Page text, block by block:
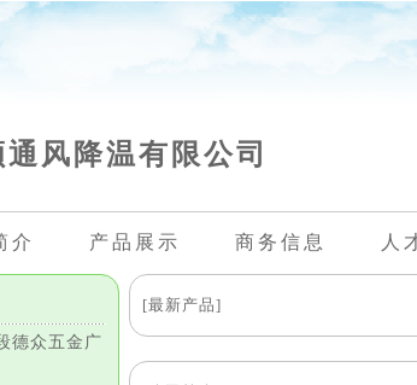
风降温有限公司
介 产品展示 商务信息 人
德众五金广
[最新产品]